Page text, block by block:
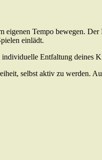
eigenen Tempo bewegen.
einlädt.
individuelle Entfaltung deines
selbst aktiv zu werden.